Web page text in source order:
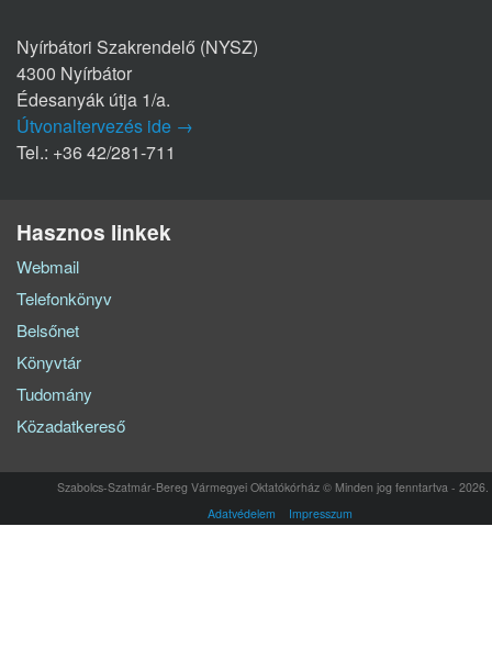
Nyírbátori Szakrendelő (NYSZ)
4300 Nyírbátor
Édesanyák útja 1/a.
Útvonaltervezés ide →
Tel.: +36 42/281-711
Hasznos linkek
Webmail
Telefonkönyv
Belsőnet
Könyvtár
Tudomány
Közadatkereső
Szabolcs-Szatmár-Bereg Vármegyei Oktatókórház © Minden jog fenntartva - 2026.
Adatvédelem
Impresszum